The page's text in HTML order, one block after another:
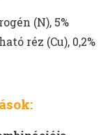
(N), 5%
réz (Cu), 0,2%